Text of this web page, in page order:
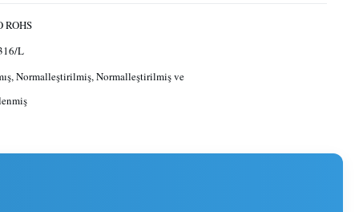
ROHS
L
Normalleştirilmiş, Normalleştirilmiş ve